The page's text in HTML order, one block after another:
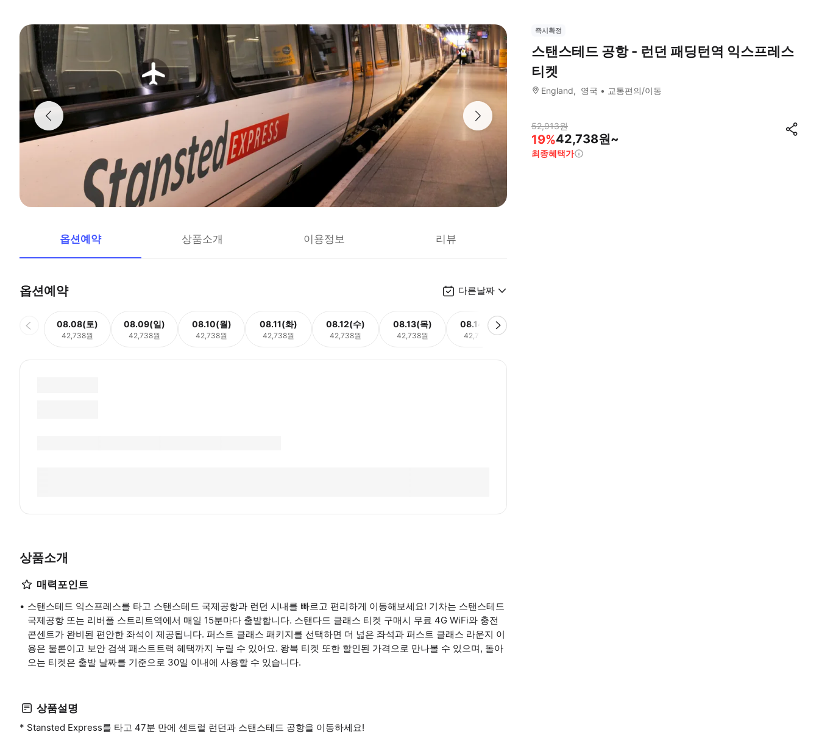
옵션예약 상품소개 이용정보 리뷰
옵션예약 다른날짜
08.08(토)
42,738원
08.09(일)
42,738원
08.10(월)
42,738원
08.11(화)
42,738원
08.12(수)
42,738원
08.13(목)
42,738원
08.14(금)
42,738원
상품소개
매력포인트
스탠스테드 익스프레스를 타고 스탠스테드 국제공항과 런던 시내를 빠르고 편리하게 이동해보세요! 기차는 스탠스테드
국제공항 또는 리버풀 스트리트역에서 매일 15분마다 출발합니다. 스탠다드 클래스 티켓 구매시 무료 4G WiFi와 충전
콘센트가 완비된 편안한 좌석이 제공됩니다. 퍼스트 클래스 패키지를 선택하면 더 넓은 좌석과 퍼스트 클래스 라운지 이
용은 물론이고 보안 검색 패스트트랙 혜택까지 누릴 수 있어요. 왕복 티켓 또한 할인된 가격으로 만나볼 수 있으며, 돌아
오는 티켓은 출발 날짜를 기준으로 30일 이내에 사용할 수 있습니다.
상품설명
* Stansted Express를 타고 47분 만에 센트럴 런던과 스탠스테드 공항을 이동하세요!
즉시확정
스탠스테드 공항 - 런던 패딩턴역 익스프레스
티켓
England 영국 교통편의/이동
52,913원
19%42,738원~
최종혜택가